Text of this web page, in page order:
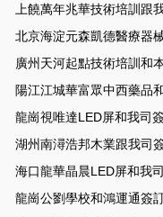
上饒萬年兆華技術培訓跟
北京海淀元森凱德醫療器
廣州天河起點技術培訓和
陽江江城華富眾中西藥品
龍崗視唯達LED屏和我司
湖州南潯浩邦木業跟我司
海口龍華晶晨LED屏和我
龍崗公劉學校和鴻運通簽